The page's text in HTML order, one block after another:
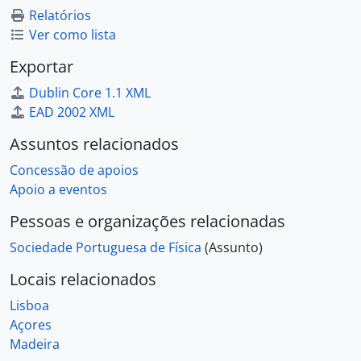
[Pasta/Processo] V Olimpíadas do Ambiente - Escola Superior de Biotecnologia, 1999
[Pasta/Processo] Festa da Alegria - Partido Comunista Português, 2000
[Pasta/Processo] Encontro Nacional "Os Jovens e a Matemática" - Fundação da Juventude, 2000
[Pasta/Processo] Divulgação da Ciência na Festa do Avante, 2000
[Pasta/Processo] Exposição "Músicos Invisíveis" - Museu Nacional da Ciência e da Técnica, 2000
[Pasta/Processo] II Encontro Mundial de Juniors surdos - Federação Mundial de surdes em 2001, 2000
[Pasta/Processo] Introdução à investigação - Ensino Secundário - Escola Secundária Fernão Mendes Pinto, 2000
[Pasta/Processo] Exposição Interactiva de Física - Académico de Torres Vedras, 2000
[Pasta/Processo] VII Forum Farmacêutico - Associação Estudantes da Faculdade Farmácio de Universidade Porto, 2000
[Pasta/Processo] Diálogos entre a arte e a ciência - IHCT, 2000
[Pasta/Processo] Patrocínio para XII Olimpíadas e VII Grande Encontro da LPDM.CRS, 2001
[Pasta/Processo] Visita de jovens alemães do "Life Science Lab" a Portugal, 2001
Relatórios
Ver como lista
Exportar
Dublin Core 1.1 XML
EAD 2002 XML
Assuntos relacionados
Concessão de apoios
Apoio a eventos
Pessoas e organizações relacionadas
Sociedade Portuguesa de Física (Assunto)
Locais relacionados
Lisboa
Açores
Madeira